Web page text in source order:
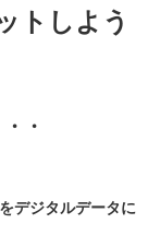
トしよう
・
デジタルデータに